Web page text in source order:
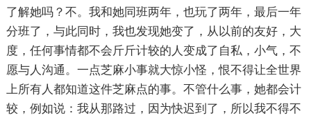
了解她吗？不。我和她同班两年，也玩了两年，最后一年
分班了，与此同时，我也发现她变了，从以前的友好，大
度，任何事情都不会斤斤计较的人变成了自私，小气，不
愿与人沟通。一点芝麻小事就大惊小怪，恨不得让全世界
上所有人都知道这件芝麻点的事。不管什么事，她都会计
较，例如说：我从那路过，因为快迟到了，所以我不得不